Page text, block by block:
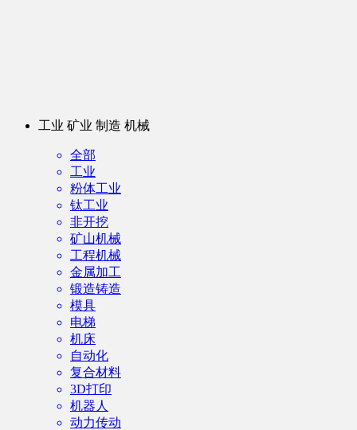
工业 矿业 制造 机械
全部
工业
粉体工业
钛工业
非开挖
矿山机械
工程机械
金属加工
锻造铸造
模具
电梯
机床
自动化
复合材料
3D打印
机器人
动力传动